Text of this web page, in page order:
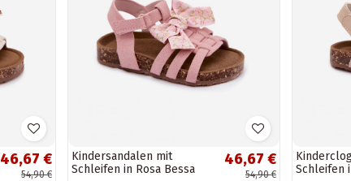
46,67 €
54,90 €
Kindersandalen mit
Schleifen in Rosa Bessa
46,67 €
54,90 €
Schleifen